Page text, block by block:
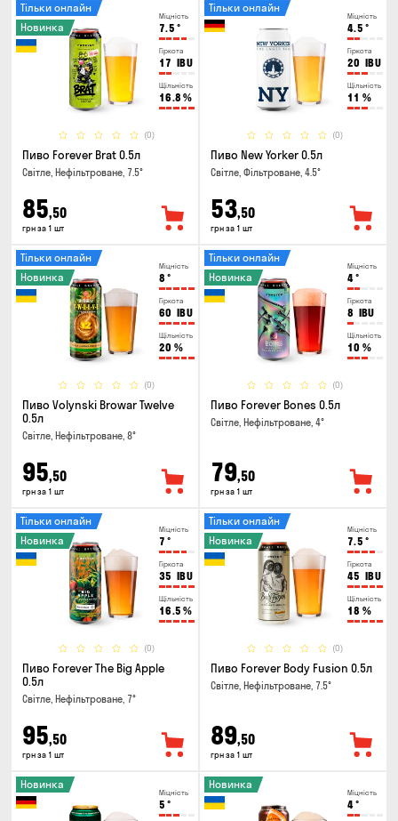
Міцність
7.5 °
Гіркота
17 IBU
Щільність
16.8 %
(0)
Тільки онлайн
Новинка
Пиво Forever Brat 0.5л
Світле, Нефільтроване, 7.5°
85,50
грн за 1 шт
Міцність
4.5 °
Гіркота
20 IBU
Щільність
11 %
(0)
Тільки онлайн
Пиво New Yorker 0.5л
Світле, Фільтроване, 4.5°
53,50
грн за 1 шт
Міцність
8 °
Гіркота
60 IBU
Щільність
20 %
(0)
Тільки онлайн
Новинка
Пиво Volynski Browar Twelve
0.5л
Світле, Нефільтроване, 8°
95,50
грн за 1 шт
Міцність
4°
Гіркота
8 IBU
Щільність
10 %
(0)
Тільки онлайн
Новинка
Пиво Forever Bones 0.5л
Світле, Нефільтроване, 4°
79,50
грн за 1 шт
Міцність
7 °
Гіркота
35 IBU
Щільність
16.5 %
(0)
Тільки онлайн
Новинка
Пиво Forever The Big Apple
0.5л
Світле, Нефільтроване, 7°
95,50
грн за 1 шт
Міцність
7.5 °
Гіркота
45 IBU
Щільність
18 %
(0)
Тільки онлайн
Новинка
Пиво Forever Body Fusion 0.5л
Світле, Нефільтроване, 7.5°
89,50
грн за 1 шт
Міцність
5 °
Новинка
Міцність
4°
Новинка